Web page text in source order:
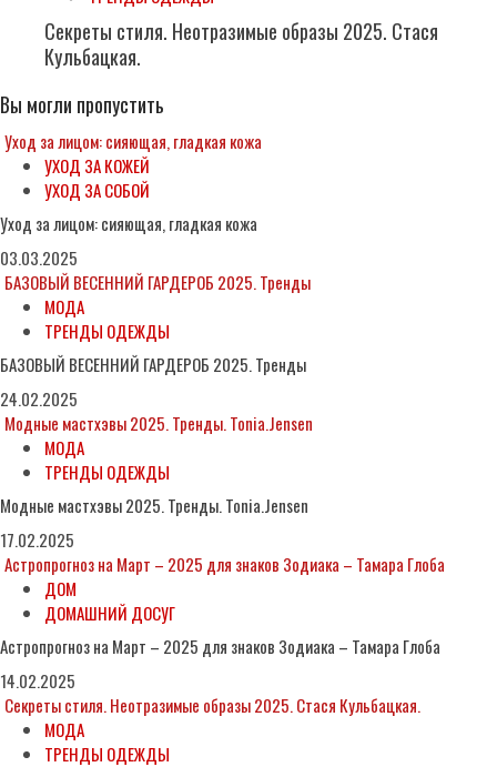
Секреты стиля. Неотразимые образы 2025. Стася
Кульбацкая.
Вы могли пропустить
Уход за лицом: сияющая, гладкая кожа
УХОД ЗА КОЖЕЙ
УХОД ЗА СОБОЙ
Уход за лицом: сияющая, гладкая кожа
03.03.2025
БАЗОВЫЙ ВЕСЕННИЙ ГАРДЕРОБ 2025. Тренды
МОДА
ТРЕНДЫ ОДЕЖДЫ
БАЗОВЫЙ ВЕСЕННИЙ ГАРДЕРОБ 2025. Тренды
24.02.2025
Модные мастхэвы 2025. Тренды. Tonia.Jensen
МОДА
ТРЕНДЫ ОДЕЖДЫ
Модные мастхэвы 2025. Тренды. Tonia.Jensen
17.02.2025
Астропрогноз на Март – 2025 для знаков Зодиака – Тамара Глоба
ДОМ
ДОМАШНИЙ ДОСУГ
Астропрогноз на Март – 2025 для знаков Зодиака – Тамара Глоба
14.02.2025
Секреты стиля. Неотразимые образы 2025. Стася Кульбацкая.
МОДА
ТРЕНДЫ ОДЕЖДЫ